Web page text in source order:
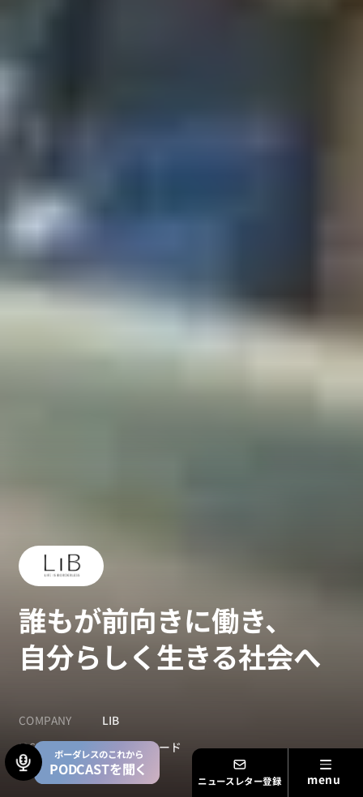
ニュースレター登録
ボーダレスのこれから
PODCASTを聞く
誰もが前向きに働き、
自分らしく生きる社会へ
COMPANY
LIB
ISSUE
フェアトレード